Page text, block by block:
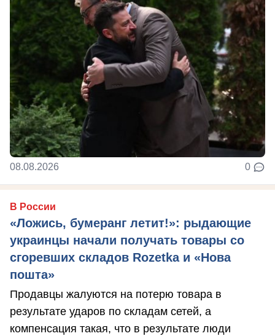
08.08.2026 0
В России
«Ложись, бумеранг летит!»: рыдающие
украинцы начали получать товары со
сгоревших складов Rozetka и «Нова
пошта»
Продавцы жалуются на потерю товара в
результате ударов по складам сетей, а
компенсация такая, что в результате люди